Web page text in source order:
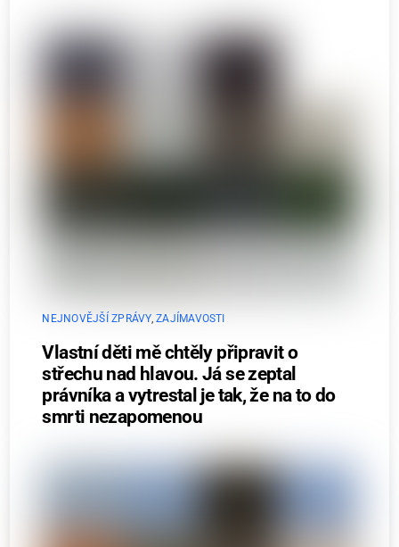
NEJNOVĚJŠÍ ZPRÁVY,ZAJÍMAVOSTI
Vlastní děti mě chtěly připravit o
střechu nad hlavou. Já se zeptal
právníka a vytrestal je tak, že na to do
smrti nezapomenou